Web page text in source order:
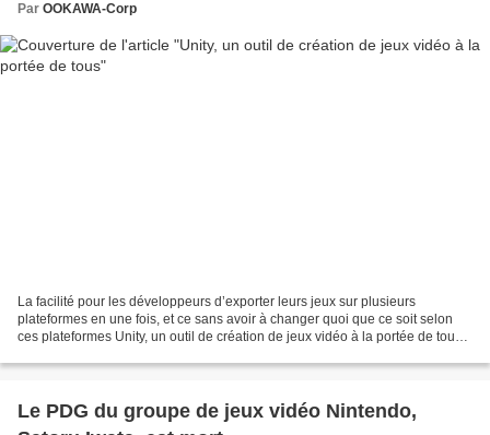
Par OOKAWA-Corp
La facilité pour les développeurs d’exporter leurs jeux sur plusieurs
plateformes en une fois, et ce sans avoir à changer quoi que ce soit selon
ces plateformes Unity, un outil de création de jeux vidéo à la portée de tous
Le PDG du groupe de jeux vidéo Nintendo,